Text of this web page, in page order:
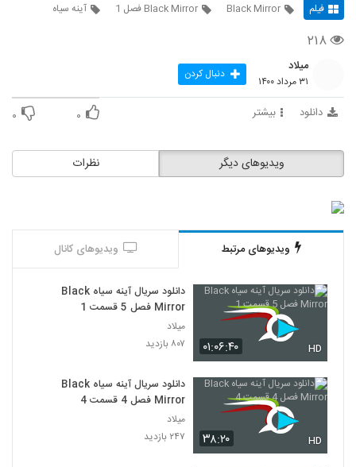
فیلم Black Mirror Black Mirror فصل 1 آینه سیاه
۲۱۸
میلاد
۳۱ مرداد ۱۴۰۰ دنبال کردن
دانلود بیشتر ۰ ۰
نظرات ویدیوهای دیگر
ویدیوهای مرتبط ویدیوهای کانال
۰۱:۰۶:۴۰ HD
دانلود سریال آینه سیاه Black
Mirror فصل 5 قسمت 1
میلاد
۸۰۷ بازدید
۳۸:۲۰ HD
دانلود سریال آینه سیاه Black
Mirror فصل 4 قسمت 4
میلاد
۲۴۷ بازدید